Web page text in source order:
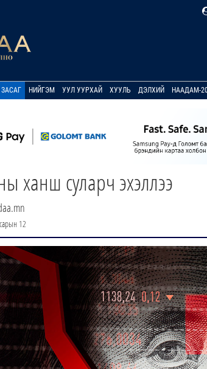
НИЙГЭМ УУЛ УУРХАЙ ХУУЛЬ ДЭЛХИЙ НААДАМ-
ханш суларч эхэллээ
12